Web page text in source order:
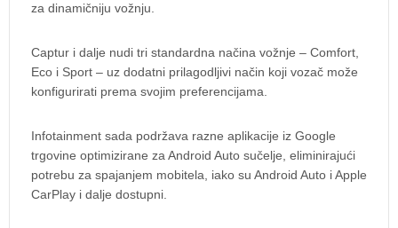
za dinamičniju vožnju.
Captur i dalje nudi tri standardna načina vožnje – Comfort,
Eco i Sport – uz dodatni prilagodljivi način koji vozač može
konfigurirati prema svojim preferencijama.
Infotainment sada podržava razne aplikacije iz Google
trgovine optimizirane za Android Auto sučelje, eliminirajući
potrebu za spajanjem mobitela, iako su Android Auto i Apple
CarPlay i dalje dostupni.